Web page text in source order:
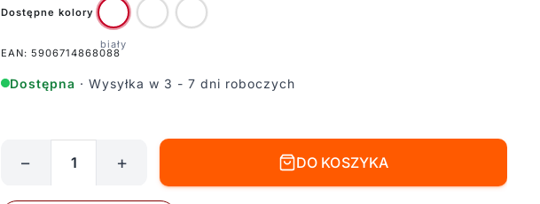
Dostępne kolory
EAN: 5906714868088
Dostępna · Wysyłka w 3 - 7 dni roboczych
− + DO KOSZYKA